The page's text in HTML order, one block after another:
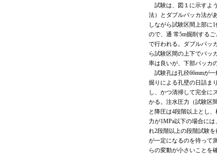
試験は、図１に示すよ
法）とダブルパッカ法が
しながら試験区間上部に
ので、通 常5m掘削する
で行われる。ダブルパッ
ら試験区間の上下でパッ
率は良いが、下部パッカ
試験孔は孔径66mmが
掘りによる孔壁の日詰ま
し、かつ清掃して完全に
かる。注水圧力（試験区
と降圧は4段階以上とし
力が1MPa以下の場合に
れ2段階以上の段階試験
が一定になるのを待って
らの変動が小さいことを